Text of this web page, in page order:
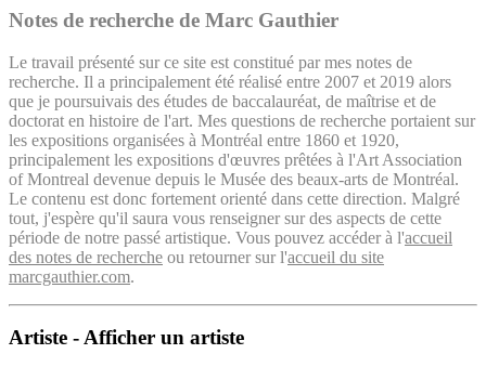
Notes de recherche de Marc Gauthier
Le travail présenté sur ce site est constitué par mes notes de
recherche. Il a principalement été réalisé entre 2007 et 2019 alors
que je poursuivais des études de baccalauréat, de maîtrise et de
doctorat en histoire de l'art. Mes questions de recherche portaient sur
les expositions organisées à Montréal entre 1860 et 1920,
principalement les expositions d'œuvres prêtées à l'Art Association
of Montreal devenue depuis le Musée des beaux-arts de Montréal.
Le contenu est donc fortement orienté dans cette direction. Malgré
tout, j'espère qu'il saura vous renseigner sur des aspects de cette
période de notre passé artistique. Vous pouvez accéder à l'accueil
des notes de recherche ou retourner sur l'accueil du site
marcgauthier.com.
Artiste - Afficher un artiste